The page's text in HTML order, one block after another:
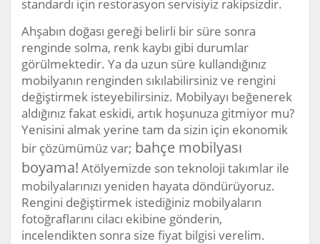
standardı için restorasyon servisiyiz rakipsizdir.
Ahşabın doğası gereği belirli bir süre sonra
renginde solma, renk kaybı gibi durumlar
görülmektedir. Ya da uzun süre kullandığınız
mobilyanın renginden sıkılabilirsiniz ve rengini
değiştirmek isteyebilirsiniz. Mobilyayı beğenerek
aldığınız fakat eskidi, artık hoşunuza gitmiyor mu?
Yenisini almak yerine tam da sizin için ekonomik
bir çözümümüz var; bahçe mobilyası
boyama! Atölyemizde son teknoloji takımlar ile
mobilyalarınızı yeniden hayata döndürüyoruz.
Rengini değiştirmek istediğiniz mobilyaların
fotoğraflarını cilacı ekibine gönderin,
incelendikten sonra size fiyat bilgisi verelim.